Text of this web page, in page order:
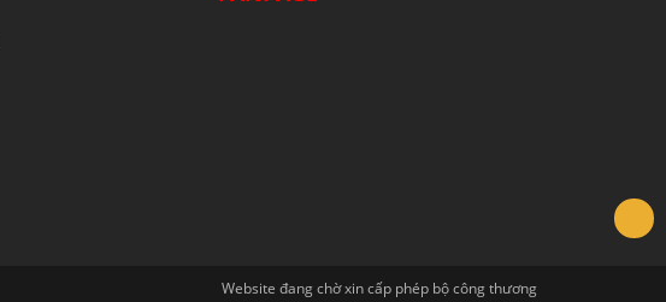
Website đang chờ xin cấp phép bộ công thương